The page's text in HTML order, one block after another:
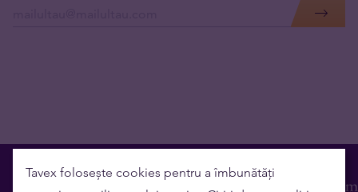
Tavex folosește cookies pentru a îmbunătăți